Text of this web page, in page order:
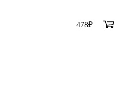
478₽